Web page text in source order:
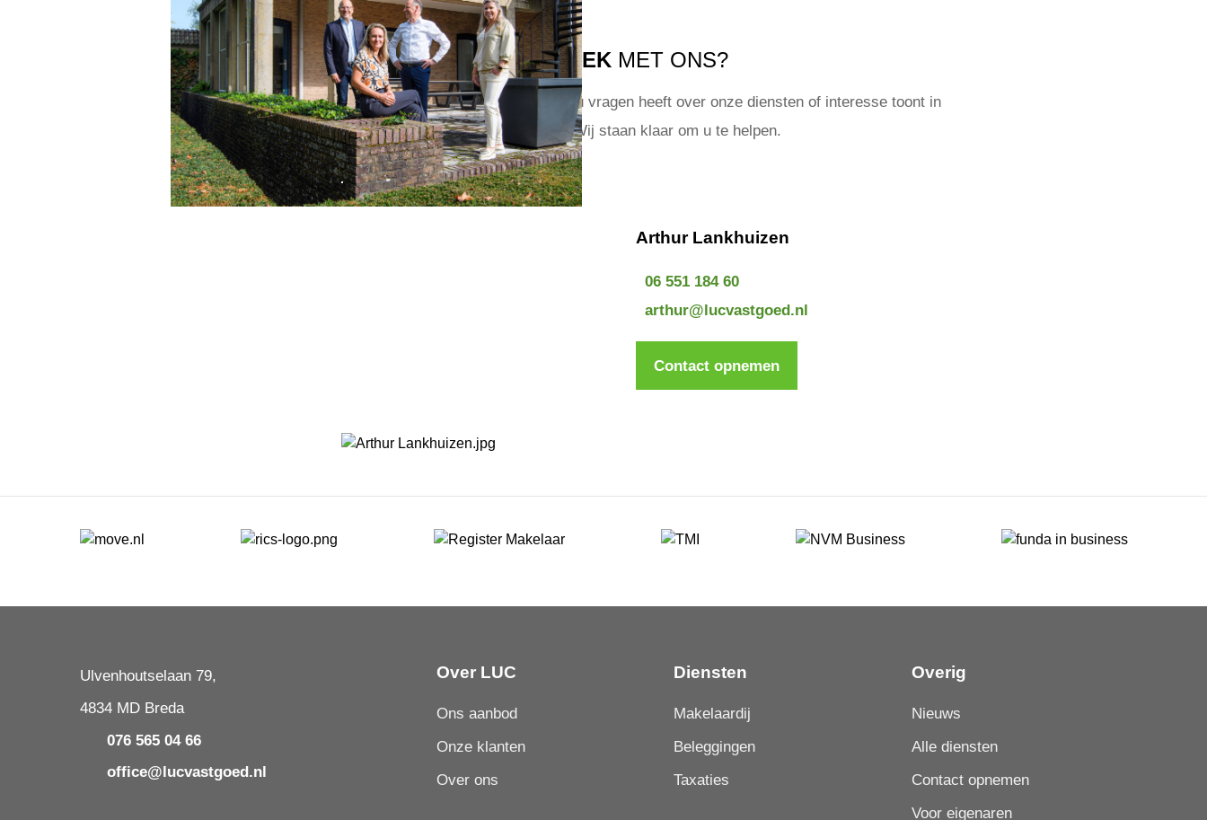
IN GESPREK MET ONS?
Wij kijken ernaar uit om van u te horen! Of u nu vragen heeft over onze diensten of interesse toont in
een specifiek object? Wij staan klaar om u te helpen.
Arthur Lankhuizen
06 551 184 60
arthur@lucvastgoed.nl
Contact opnemen
Ulvenhoutselaan 79,
4834 MD Breda
076 565 04 66
office@lucvastgoed.nl
Over LUC
Ons aanbod
Onze klanten
Over ons
Diensten
Makelaardij
Beleggingen
Taxaties
Overig
Nieuws
Alle diensten
Contact opnemen
Voor eigenaren